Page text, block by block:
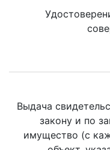
Выдача
закону и по
имущество (с